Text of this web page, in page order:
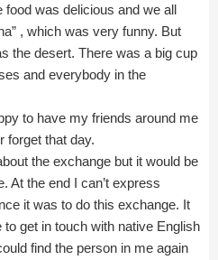
was delicious and we all
, which was very funny. But
the desert. There was a big cup
and everybody in the
to have my friends around me
forget that day.
the exchange but it would be
At the end I can’t express
it was to do this exchange. It
get in touch with native English
find the person in me again